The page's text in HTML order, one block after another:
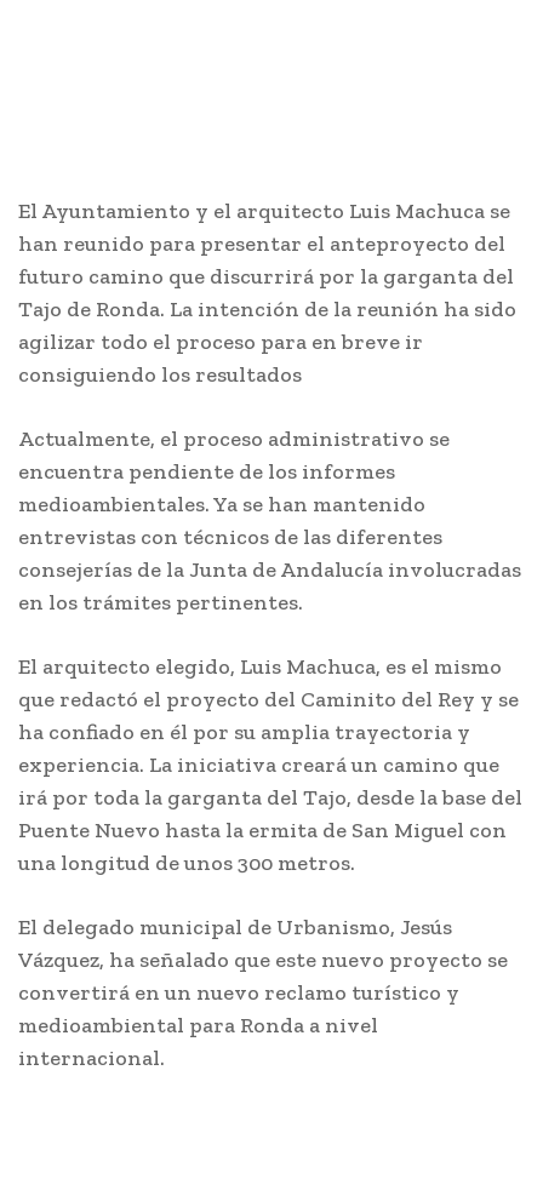
El Ayuntamiento y el arquitecto Luis Machuca se
han reunido para presentar el anteproyecto del
futuro camino que discurrirá por la garganta del
Tajo de Ronda. La intención de la reunión ha sido
agilizar todo el proceso para en breve ir
consiguiendo los resultados
Actualmente, el proceso administrativo se
encuentra pendiente de los informes
medioambientales. Ya se han mantenido
entrevistas con técnicos de las diferentes
consejerías de la Junta de Andalucía involucradas
en los trámites pertinentes.
El arquitecto elegido, Luis Machuca, es el mismo
que redactó el proyecto del Caminito del Rey y se
ha confiado en él por su amplia trayectoria y
experiencia. La iniciativa creará un camino que
irá por toda la garganta del Tajo, desde la base del
Puente Nuevo hasta la ermita de San Miguel con
una longitud de unos 300 metros.
El delegado municipal de Urbanismo, Jesús
Vázquez, ha señalado que este nuevo proyecto se
convertirá en un nuevo reclamo turístico y
medioambiental para Ronda a nivel
internacional.